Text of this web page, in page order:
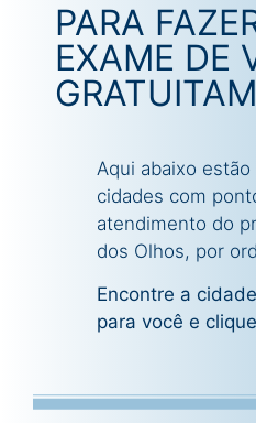
PARA
EXAME DE
Aqui abaixo estão
cidades com
atendimento do
dos Olhos, por
Encontre a
para você e